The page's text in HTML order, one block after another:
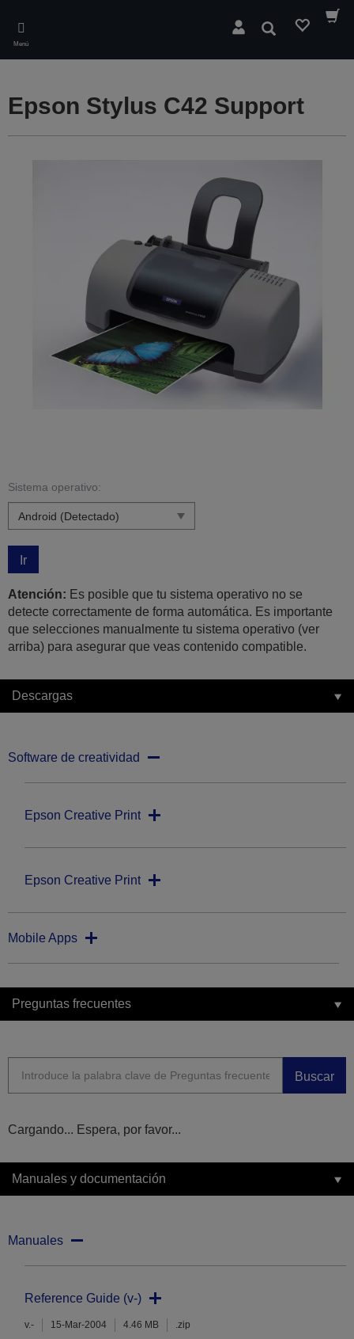
main
content
Menú
Buscar
Epson Stylus C42 Support
Sistema operativo:
Ir
Atención: Es posible que tu sistema operativo no se
detecte correctamente de forma automática. Es importante
que selecciones manualmente tu sistema operativo (ver
arriba) para asegurar que veas contenido compatible.
Descargas
Software de creatividad
Epson Creative Print
Epson Creative Print
Mobile Apps
Preguntas frecuentes
Buscar
Cargando... Espera, por favor...
Manuales y documentación
Manuales
Reference Guide (v-)
v.- 15-Mar-2004 4.46 MB .zip